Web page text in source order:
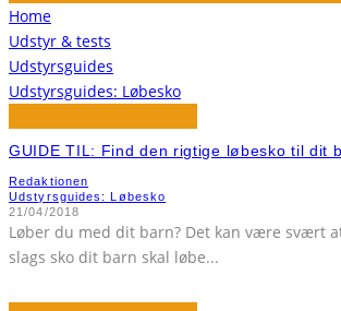
Home
Udstyr & tests
Udstyrsguides
Udstyrsguides: Løbesko
GUIDE TIL: Find den rigtige løbesko til dit
Redaktionen
Udstyrsguides: Løbesko
21/04/2018
Løber du med dit barn? Det kan være svært
slags sko dit barn skal løbe...